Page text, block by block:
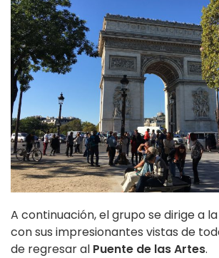
A continuación, el grupo se dirige a la
con sus impresionantes vistas de
de regresar al Puente de las Artes.